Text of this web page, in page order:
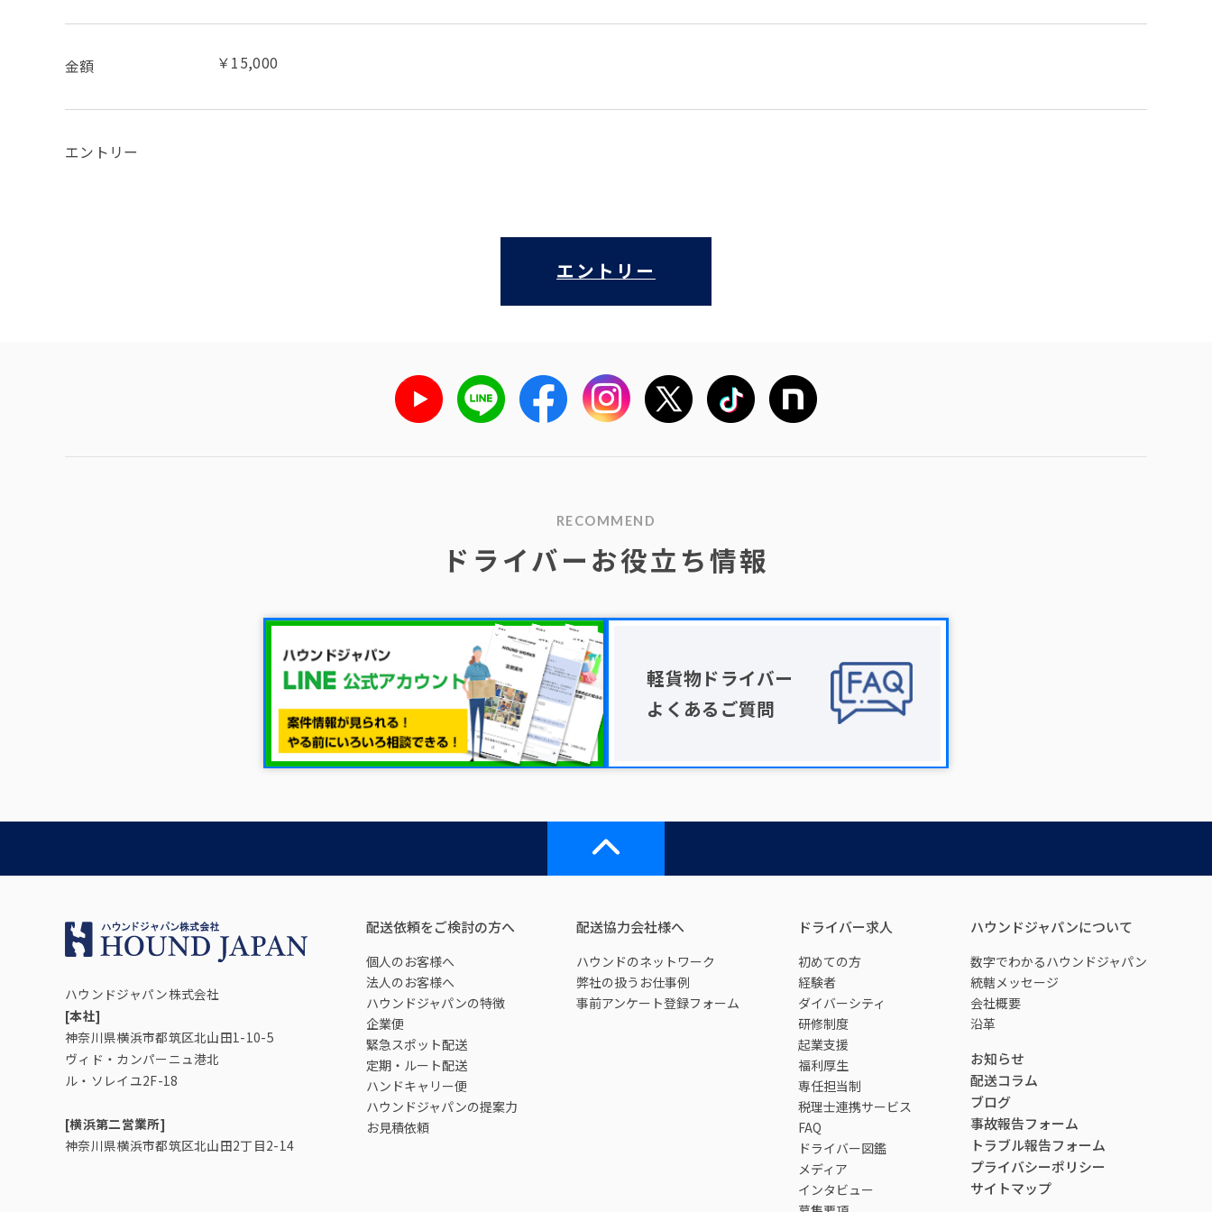
金額 ￥15,000
エントリー
エントリー
RECOMMEND
ドライバーお役立ち情報
軽貨物ドライバー
よくあるご質問
ハウンドジャパン株式会社
[本社]
神奈川県横浜市都筑区北山田1-10-5
ヴィド・カンパーニュ港北
ル・ソレイユ2F-18
[横浜第二営業所]
神奈川県横浜市都筑区北山田2丁目2-14
配送依頼をご検討の方へ
個人のお客様へ
法人のお客様へ
ハウンドジャパンの特徴
企業便
緊急スポット配送
定期・ルート配送
ハンドキャリー便
ハウンドジャパンの提案力
お見積依頼
配送協力会社様へ
ハウンドのネットワーク
弊社の扱うお仕事例
事前アンケート登録フォーム
ドライバー求人
初めての方
経験者
ダイバーシティ
研修制度
起業支援
福利厚生
専任担当制
税理士連携サービス
FAQ
ドライバー図鑑
メディア
インタビュー
ハウンドジャパンについて
数字でわかるハウンドジャパン
統轄メッセージ
会社概要
沿革
お知らせ
配送コラム
ブログ
事故報告フォーム
トラブル報告フォーム
プライバシーポリシー
サイトマップ